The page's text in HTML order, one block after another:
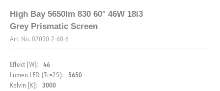
High Bay 5650lm 830 60° 46W 18i3
Grey Prismatic Screen
Art. No. 02050-2-60-6
Effekt [W]: 46
Lumen LED (Tc=25): 5650
Kelvin [K]: 3000